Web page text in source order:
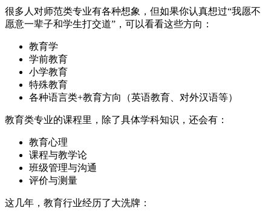
很多人对师范类专业有各种想象，但如果你认真想过“我愿不
愿意一辈子和学生打交道”，可以看看这些方向：
教育学
学前教育
小学教育
特殊教育
各种语言类+教育方向（英语教育、对外汉语等）
教育类专业的课程里，除了具体学科知识，还会有：
教育心理
课程与教学论
班级管理与沟通
评价与测量
这几年，教育行业经历了大洗牌：